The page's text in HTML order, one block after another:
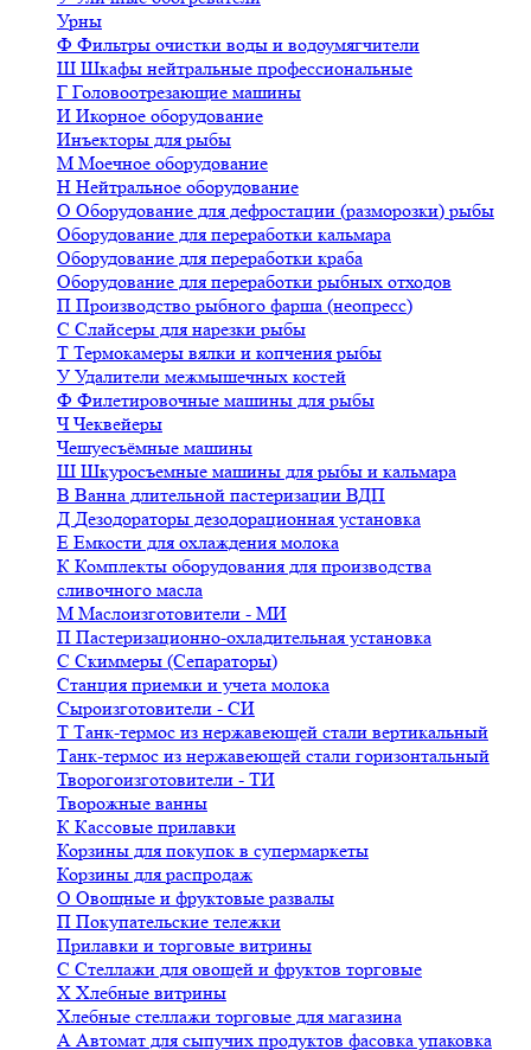
Урны
Ф Фильтры очистки воды и водоумягчители
Ш Шкафы нейтральные профессиональные
Г Головоотрезающие машины
И Икорное оборудование
Инъекторы для рыбы
М Моечное оборудование
Н Нейтральное оборудование
О Оборудование для дефростации (разморозки) рыбы
Оборудование для переработки кальмара
Оборудование для переработки краба
Оборудование для переработки рыбных отходов
П Производство рыбного фарша (неопресс)
С Слайсеры для нарезки рыбы
Т Термокамеры вялки и копчения рыбы
У Удалители межмышечных костей
Ф Филетировочные машины для рыбы
ЧЧеквейеры
Чешуесъёмные машины
Ш Шкуросъемные машины для рыбы и кальмара
В Ванна длительной пастеризации ВДП
Д Дезодораторы дезодорационная установка
Е Емкости для охлаждения молока
К Комплекты оборудования для производства
сливочного масла
М Маслоизготовители - МИ
П Пастеризационно-охладительная установка
С Скиммеры (Сепараторы)
Станция приемки и учета молока
Сыроизготовители - СИ
Т Танк-термос из нержавеющей стали вертикальный
Танк-термос из нержавеющей стали горизонтальный
Творогоизготовители - ТИ
Творожные ванны
К Кассовые прилавки
Корзины для покупок в супермаркеты
Корзины для распродаж
О Овощные и фруктовые развалы
П Покупательские тележки
Прилавки и торговые витрины
С Стеллажи для овощей и фруктов торговые
Х Хлебные витрины
Хлебные стеллажи торговые для магазина
А Автомат для сыпучих продуктов фасовка упаковка